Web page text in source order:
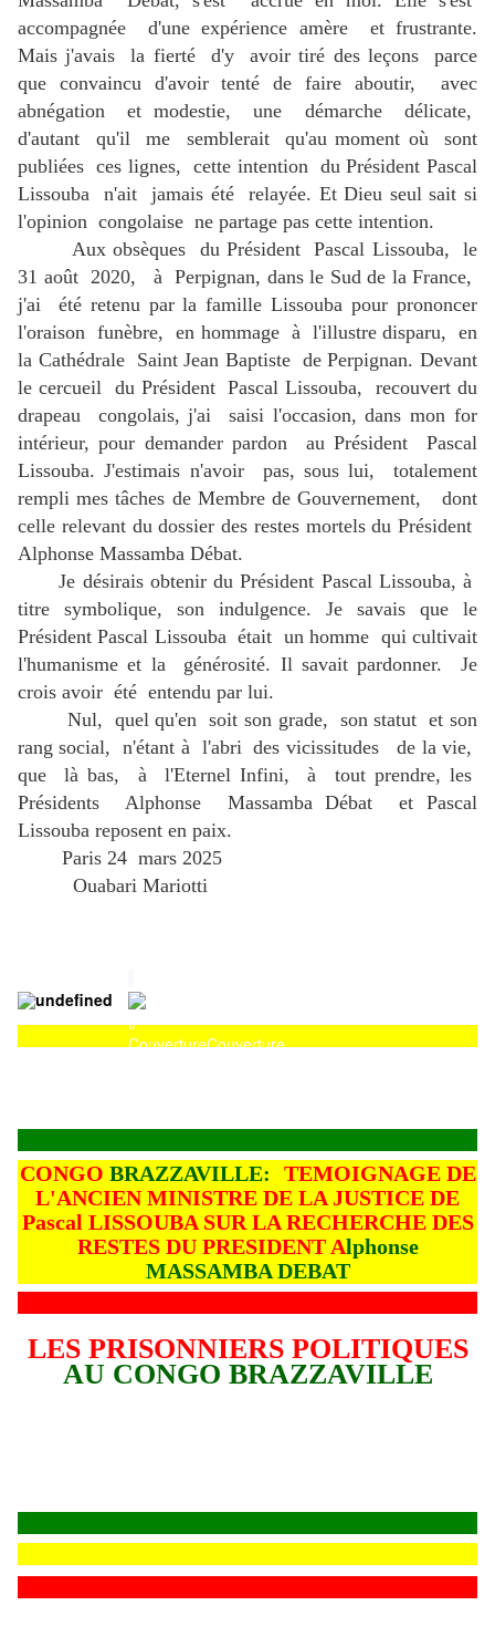
accompagnée d'une expérience amère et frustrante.
Mais j'avais la fierté d'y avoir tiré des leçons parce
que convaincu d'avoir tenté de faire aboutir, avec
abnégation et modestie, une démarche délicate,
d'autant qu'il me semblerait qu'au moment où sont
publiées ces lignes, cette intention du Président Pascal
Lissouba n'ait jamais été relayée. Et Dieu seul sait si
l'opinion congolaise ne partage pas cette intention.
Aux obsèques du Président Pascal Lissouba, le
31 août 2020, à Perpignan, dans le Sud de la France,
j'ai été retenu par la famille Lissouba pour prononcer
l'oraison funèbre, en hommage à l'illustre disparu, en
la Cathédrale Saint Jean Baptiste de Perpignan. Devant
le cercueil du Président Pascal Lissouba, recouvert du
drapeau congolais, j'ai saisi l'occasion, dans mon for
intérieur, pour demander pardon au Président Pascal
Lissouba. J'estimais n'avoir pas, sous lui, totalement
rempli mes tâches de Membre de Gouvernement, dont
celle relevant du dossier des restes mortels du Président
Alphonse Massamba Débat.
Je désirais obtenir du Président Pascal Lissouba, à
titre symbolique, son indulgence. Je savais que le
Président Pascal Lissouba était un homme qui cultivait
l'humanisme et la générosité. Il savait pardonner. Je
crois avoir été entendu par lui.
Nul, quel qu'en soit son grade, son statut et son
rang social, n'étant à l'abri des vicissitudes de la vie,
que là bas, à l'Eternel Infini, à tout prendre, les
Présidents Alphonse Massamba Débat et Pascal
Lissouba reposent en paix.
Paris 24 mars 2025
Ouabari Mariotti
CouvertureCouverture
CONGO BRAZZAVILLE:
TEMOIGNAGE DE
L'ANCIEN MINISTRE DE LA JUSTICE DE
Pascal LISSOUBA SUR LA RECHERCHE DES
RESTES DU PRESIDENT Alphonse
MASSAMBA DEBAT
LES PRISONNIERS POLITIQUES
AU CONGO BRAZZAVILLE